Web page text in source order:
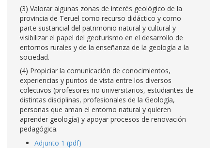
(3) Valorar algunas zonas de interés geológico de la
provincia de Teruel como recurso didáctico y como
parte sustancial del patrimonio natural y cultural y
visibilizar el papel del geoturismo en el desarrollo de
entornos rurales y de la enseñanza de la geología a la
sociedad.
(4) Propiciar la comunicación de conocimientos,
experiencias y puntos de vista entre los diversos
colectivos (profesores no universitarios, estudiantes de
distintas disciplinas, profesionales de la Geología,
personas que aman el entorno natural y quieren
aprender geología) y apoyar procesos de renovación
pedagógica.
Adjunto 1 (pdf)